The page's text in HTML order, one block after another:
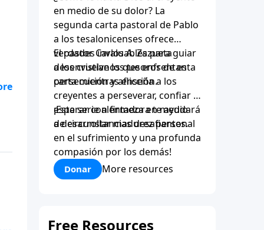
en medio de su dolor? La
segunda carta pastoral de Pablo
a los tesalonicenses ofrece
verdades invaluables para guiar
a los cristianos que enfrentan
persecución y aflicción.
El pastor Carlos A. Zazueta
desenvuelve los tesoros de esta
carta mientras enseña a los
creyentes a perseverar, confiar y
esperar con firmeza en medio
de circunstancias desafiantes.
¡Esta serie alentadora te ayudará
a desarrollar madurez personal
en el sufrimiento y una profunda
compasión por los demás!
Donar More resources